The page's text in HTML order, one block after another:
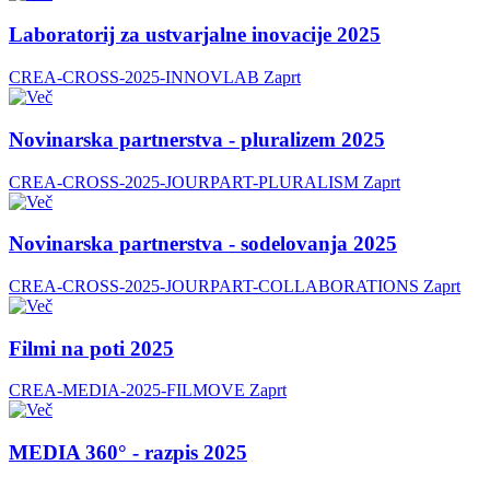
Laboratorij za ustvarjalne inovacije 2025
CREA-CROSS-2025-INNOVLAB Zaprt
Novinarska partnerstva - pluralizem 2025
CREA-CROSS-2025-JOURPART-PLURALISM Zaprt
Novinarska partnerstva - sodelovanja 2025
CREA-CROSS-2025-JOURPART-COLLABORATIONS Zaprt
Filmi na poti 2025
CREA-MEDIA-2025-FILMOVE Zaprt
MEDIA 360° - razpis 2025